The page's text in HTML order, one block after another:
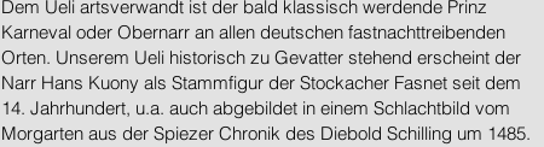
Dem Ueli artsverwandt ist der bald klassisch werdende Prinz
Karneval oder Obernarr an allen deutschen fastnachttreibenden
Orten. Unserem Ueli historisch zu Gevatter stehend erscheint der
Narr Hans Kuony als Stammfigur der Stockacher Fasnet seit dem
14. Jahrhundert, u.a. auch abgebildet in einem Schlachtbild vom
Morgarten aus der Spiezer Chronik des Diebold Schilling um 1485.